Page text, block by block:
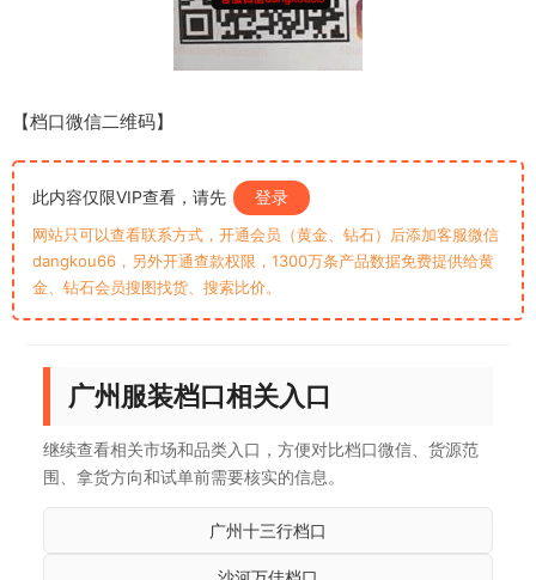
【档口微信二维码】
此内容仅限VIP查看，请先 登录
网站只可以查看联系方式，开通会员（黄金、钻石）后添加客服微信
dangkou66，另外开通查款权限，1300万条产品数据免费提供给黄
金、钻石会员搜图找货、搜索比价。
广州服装档口相关入口
继续查看相关市场和品类入口，方便对比档口微信、货源范
围、拿货方向和试单前需要核实的信息。
广州十三行档口